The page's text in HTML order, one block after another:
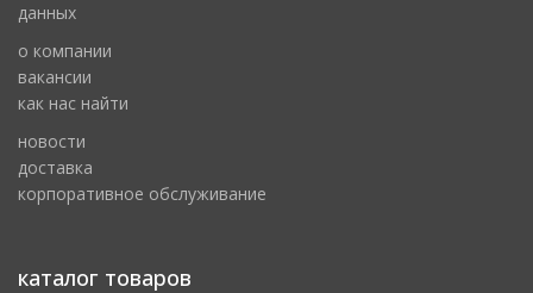
данных
о компании
вакансии
как нас найти
новости
доставка
корпоративное обслуживание
каталог товаров